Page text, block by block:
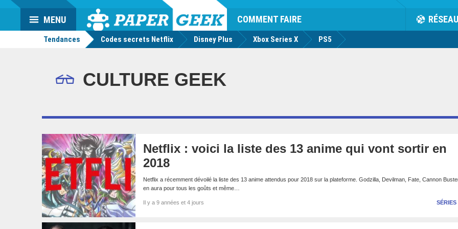
Actu
geek
COMMENT FAIRE RÉSEAU
MENU
Tendances Codes secrets Netflix Disney Plus Xbox Series X PS5
CULTURE GEEK
Netflix : voici la liste des 13 anime qui vont sortir en
2018
Netflix a récemment dévoilé la liste des 13 anime attendus pour 2018 sur la plateforme. Godzilla, Devilman, Fate, Cannon
en aura pour tous les goûts et même…
Il y a 9 années et 4 jours SÉRIES
Dark
Mode